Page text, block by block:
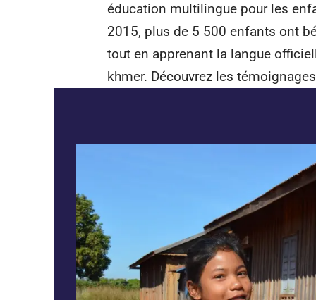
éducation multilingue pour les
2015, plus de 5 500 enfants ont
tout en apprenant la langue
khmer. Découvrez les